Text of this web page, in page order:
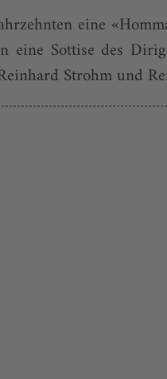
eine
Sottise des
Strohm und